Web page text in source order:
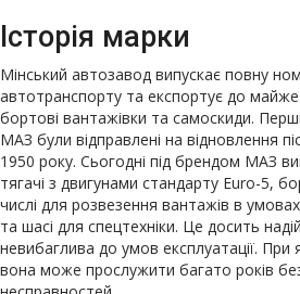
Історія марки
Мінський автозавод випускає повну
автотранспорту та експортує до майже
бортові вантажівки та самоскиди.
МАЗ були відправлені на відновлення
1950 року. Сьогодні під брендом МАЗ
тягачі з двигунами стандарту Euro-5,
числі для розвезення вантажів в
та шасі для спецтехніки. Це досить
невибаглива до умов експлуатації. При
вона може прослужити багато років